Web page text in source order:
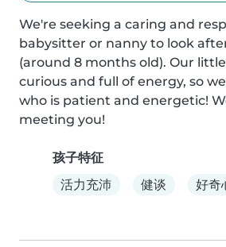
We're seeking a caring and
babysitter or nanny to look
(around 8 months old). Our
curious and full of energy, so
who is patient and energetic!
meeting you!
孩子特征
活力充沛
健谈 好奇